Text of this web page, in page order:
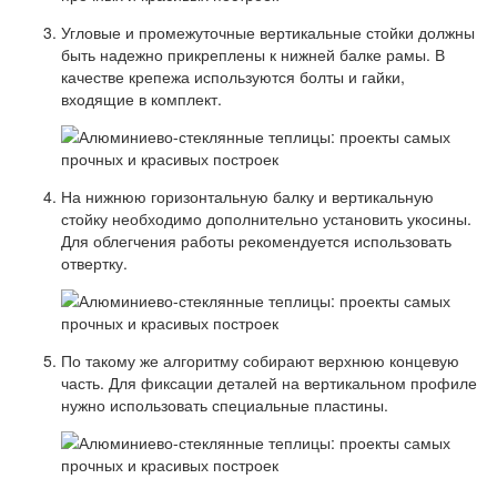
Угловые и промежуточные вертикальные стойки должны
быть надежно прикреплены к нижней балке рамы. В
качестве крепежа используются болты и гайки,
входящие в комплект.
На нижнюю горизонтальную балку и вертикальную
стойку необходимо дополнительно установить укосины.
Для облегчения работы рекомендуется использовать
отвертку.
По такому же алгоритму собирают верхнюю концевую
часть. Для фиксации деталей на вертикальном профиле
нужно использовать специальные пластины.